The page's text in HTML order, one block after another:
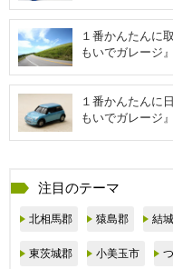
１番かんたんに
もいでガレージ
１番かんたんに
もいでガレージ
注目のテーマ
北相馬郡 猿島郡 結
東茨城郡 小美玉市